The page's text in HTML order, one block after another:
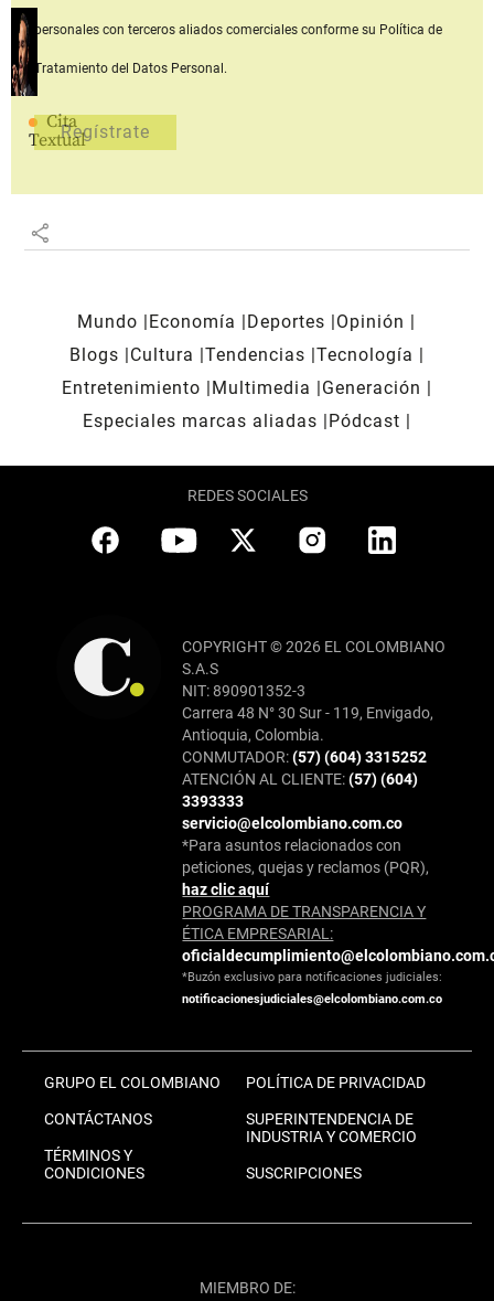
Cita
Textual
share
personales con terceros aliados comerciales conforme su Política de
Tratamiento del Datos Personal.
Mundo Economía Deportes
Opinión
Blogs
Cultura Tendencias Tecnología
Entretenimiento
Multimedia
Generación
Especiales marcas aliadas
Pódcast
REDES SOCIALES
COPYRIGHT © 2026 EL COLOMBIANO
S.A.S
NIT: 890901352-3
Carrera 48 N° 30 Sur - 119, Envigado,
Antioquia, Colombia.
CONMUTADOR:(57) (604) 3315252
ATENCIÓN AL CLIENTE:(57) (604)
3393333
servicio@elcolombiano.com.co
*Para asuntos relacionados con
peticiones, quejas y reclamos (PQR),
haz clic aquí
PROGRAMA DE TRANSPARENCIA Y
ÉTICA EMPRESARIAL:
*Buzón exclusivo para notificaciones judiciales:
notificacionesjudiciales@elcolombiano.com.co
GRUPO EL COLOMBIANO
CONTÁCTANOS
TÉRMINOS Y
CONDICIONES
POLÍTICA DE PRIVACIDAD
SUPERINTENDENCIA DE
INDUSTRIA Y COMERCIO
SUSCRIPCIONES
MIEMBRO DE: